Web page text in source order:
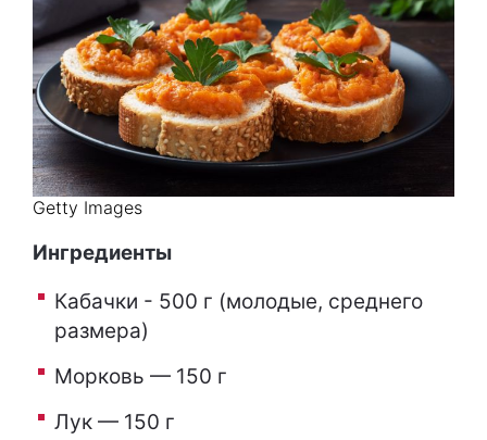
Getty Images
Ингредиенты
Кабачки - 500 г (молодые, среднего
размера)
Морковь — 150 г
Лук — 150 г